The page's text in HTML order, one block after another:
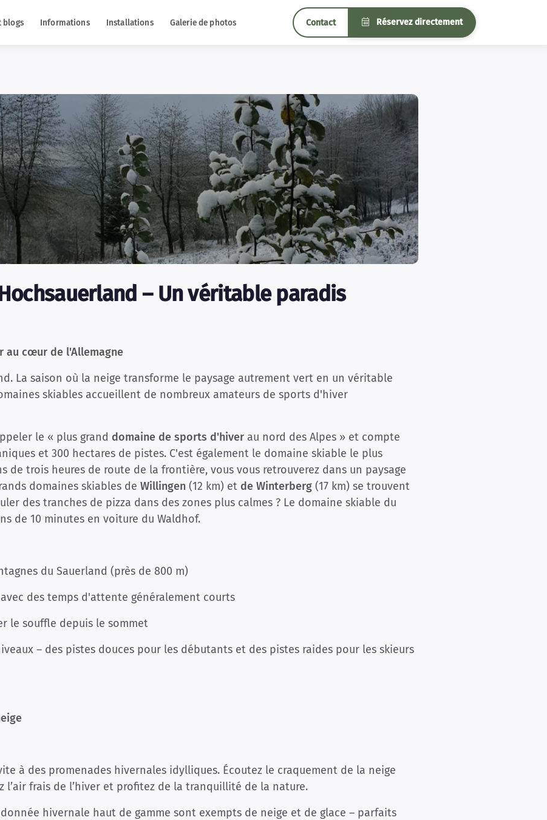
blogs Informations Installations Galerie de photos Contact Réservez directement
– Un véritable paradis
au cœur de l'Allemagne
La saison où la neige transforme le paysage autrement vert en un véritable
skiables accueillent de nombreux amateurs de sports d'hiver
le « plus grand domaine de sports d'hiver au nord des Alpes » et compte
et 300 hectares de pistes. C'est également le domaine skiable le plus
de trois heures de route de la frontière, vous vous retrouverez dans un paysage
domaines skiables de Willingen (12 km) et de Winterberg (17 km) se trouvent
des tranches de pizza dans des zones plus calmes ? Le domaine skiable du
de 10 minutes en voiture du Waldhof.
du Sauerland (près de 800 m)
des temps d'attente généralement courts
le souffle depuis le sommet
– des pistes douces pour les débutants et des pistes raides pour les skieurs
à des promenades hivernales idylliques. Écoutez le craquement de la neige
l’air frais de l’hiver et profitez de la tranquillité de la nature.
hivernale haut de gamme sont exempts de neige et de glace – parfaits